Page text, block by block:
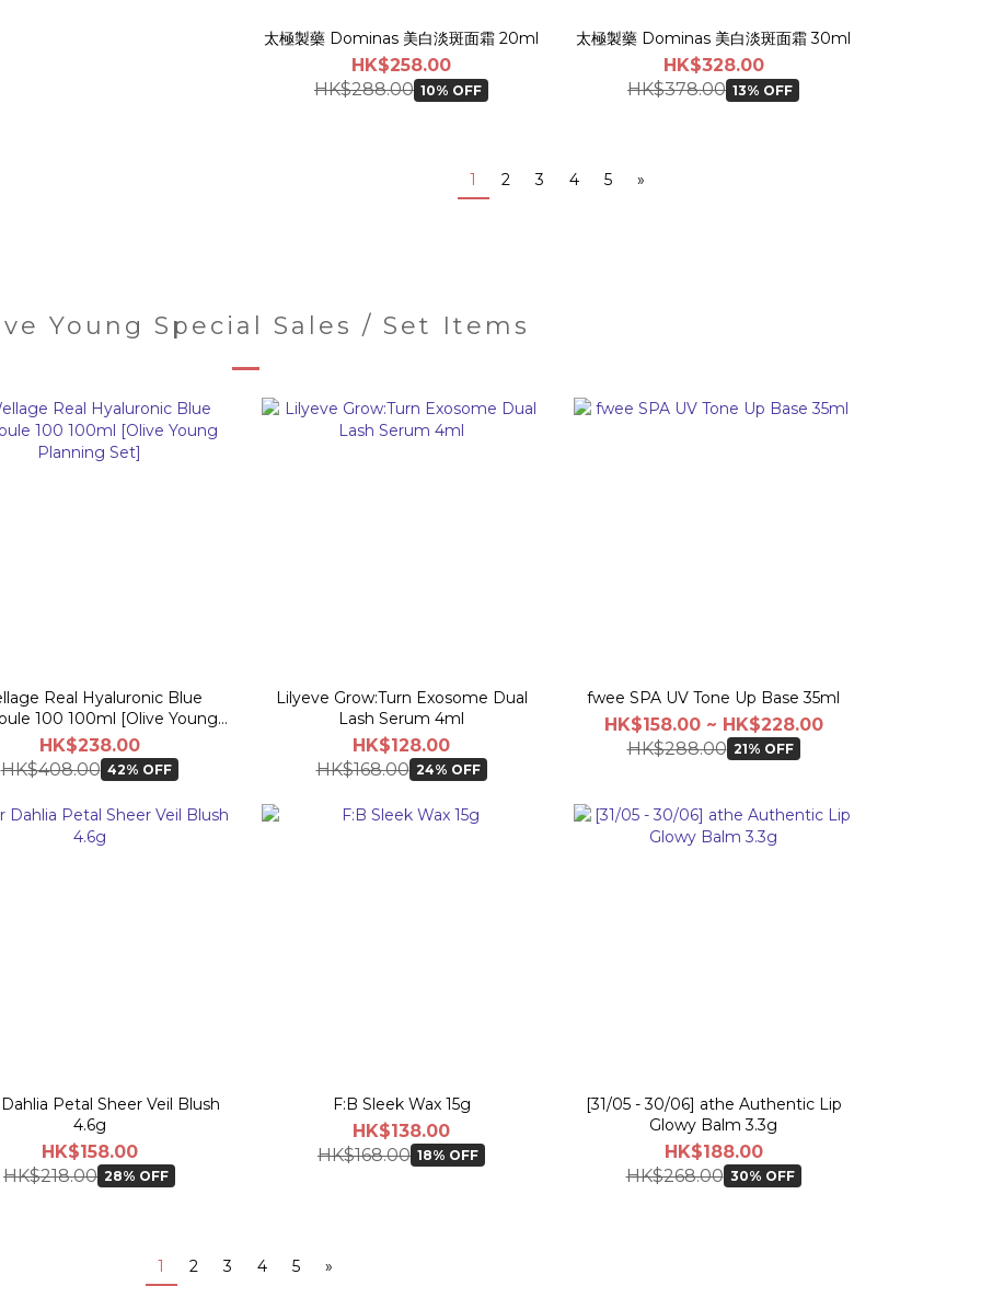
太極製藥 Dominas 美白淡斑面霜 20ml
HK$258.00
HK$288.00 10% OFF
太極製藥 Dominas 美白淡斑面霜 30ml
HK$328.00
HK$378.00 13% OFF
1 2 3 4 5 »
Young Special Sales / Set Items
Real Hyaluronic Blue
100 100ml [Olive Young
Planning Set]
HK$238.00
HK$408.00 42% OFF
Lilyeve Grow:Turn Exosome Dual
Lash Serum 4ml
HK$128.00
HK$168.00 24% OFF
fwee SPA UV Tone Up Base 35ml
HK$158.00 ~ HK$228.00
HK$288.00 21% OFF
Petal Sheer Veil Blush
4.6g
HK$158.00
HK$218.00 28% OFF
F:B Sleek Wax 15g
HK$138.00
HK$168.00 18% OFF
[31/05 - 30/06] athe Authentic Lip
Glowy Balm 3.3g
HK$188.00
HK$268.00 30% OFF
1 2 3 4 5 »